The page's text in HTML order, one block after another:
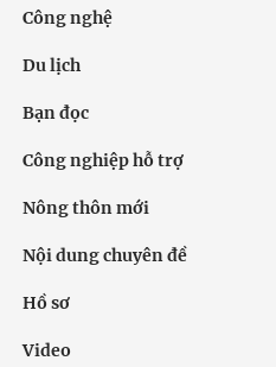
Công nghệ
Du lịch
Bạn đọc
Công nghiệp hỗ trợ
Nông thôn mới
Nội dung chuyên đề
Hồ sơ
Video